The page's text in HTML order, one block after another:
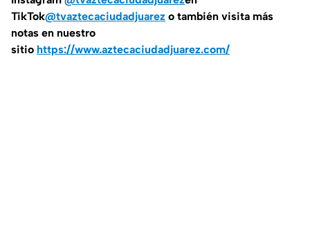
TikTok@tvaztecaciudadjuarez o también visita más
notas en nuestro
sitio https://www.aztecaciudadjuarez.com/